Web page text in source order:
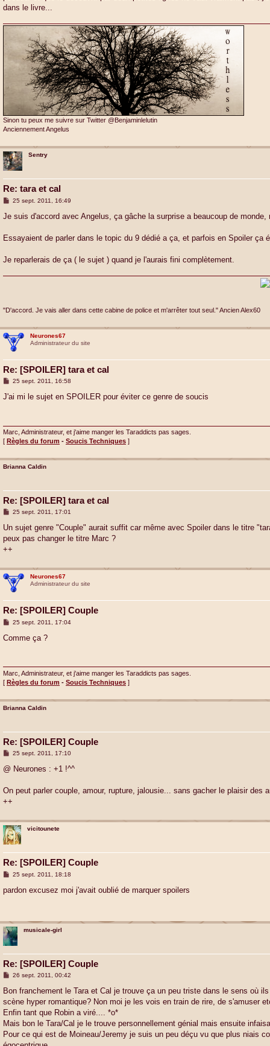
dans le livre...
Sinon tu peux me suivre sur Twitter @Benjaminlelutin
Anciennement Angelus
Sentry
Re: tara et cal
M
s
g
25 sept. 2011, 16:49
Je suis d'accord avec Angelus, ça gâche la surprise a beaucoup de
Essayaient de parler dans le topic du 9 dédié a ça, et parfois en Spoiler ça
Je reparlerais de ça ( le sujet ) quand je l'aurais fini complètement.
"D'accord. Je vais aller dans cette cabine de police et m'arrêter tout seul." Ancien Alex60
Neurones67
Administrateur du site
Re: [SPOILER] tara et cal
M
s
25 sept. 2011, 16:58
J'ai mi le sujet en SPOILER pour éviter ce genre de soucis
Marc, Administrateur, et j'aime manger les Taraddicts pas sages.
[ Règles du forum - Soucis Techniques ]
Brianna Caldin
Re: [SPOILER] tara et cal
M
s
a
g
25 sept. 2011, 17:01
Un sujet genre "Couple" aurait suffit car même avec Spoiler dans le titre
peux pas changer le titre Marc ?
++
Neurones67
Administrateur du site
Re: [SPOILER] Couple
M
s
25 sept. 2011, 17:04
Comme ça ?
Marc, Administrateur, et j'aime manger les Taraddicts pas sages.
[ Règles du forum - Soucis Techniques ]
Brianna Caldin
Re: [SPOILER] Couple
M
s
g
25 sept. 2011, 17:10
@ Neurones : +1 !^^
On peut parler couple, amour, rupture, jalousie... sans gacher le plaisir des
++
vicitounete
Re: [SPOILER] Couple
M
s
25 sept. 2011, 18:18
pardon excusez moi j'avait oublié de marquer spoilers
musicale-girl
Re: [SPOILER] Couple
M
s
a
g
26 sept. 2011, 00:42
Bon franchement le Tara et Cal je trouve ça un peu triste dans le sens où
scène hyper romantique? Non moi je les vois en train de rire, de s'amuser
Enfin tant que Robin a viré.... *o*
Mais bon le Tara/Cal je le trouve personnellement génial mais ensuite
Pour ce qui est de Moineau/Jeremy je suis un peu déçu vu que plus niais